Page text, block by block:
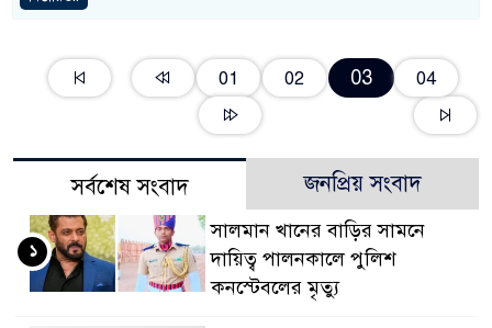
01 02 03 04
সর্বশেষ সংবাদ জনপ্রিয় সংবাদ
সালমান খানের বাড়ির সামনে
দায়িত্ব পালনকালে পুলিশ
কনস্টেবলের মৃত্যু
১